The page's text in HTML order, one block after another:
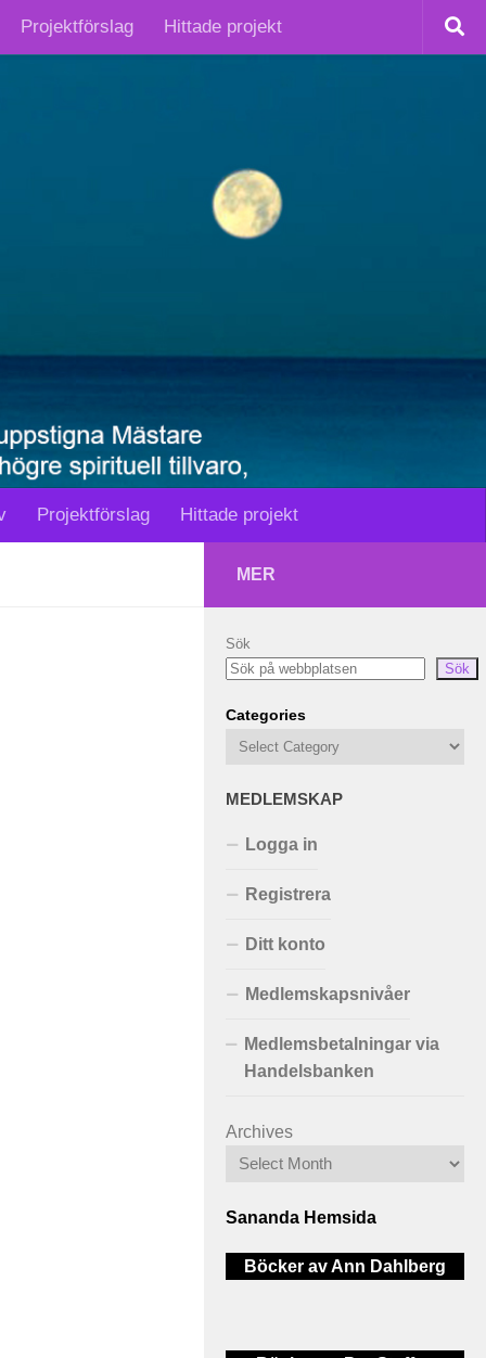
Projektförslag Hittade projekt
Projektförslag Hittade projekt
MER
Sök
Sök
Categories
MEDLEMSKAP
Logga in
Registrera
Ditt konto
Medlemskapsnivåer
Medlemsbetalningar via
Handelsbanken
Archives
Sananda Hemsida
Böcker av Ann Dahlberg